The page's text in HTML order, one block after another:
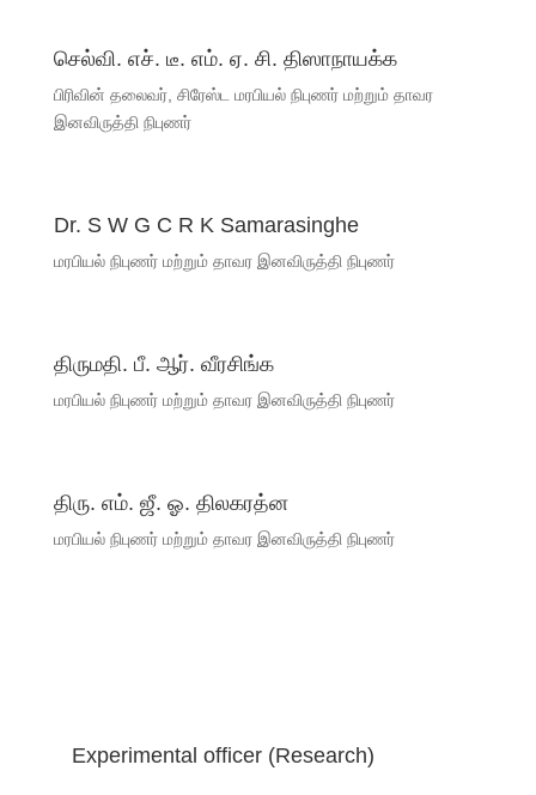
செல்வி. எச். டீ. எம். ஏ. சி. திஸாநாயக்க
பிரிவின் தலைவர், சிரேஸ்ட மரபியல் நிபுணர் மற்றும் தாவர
இனவிருத்தி நிபுணர்
Dr. S W G C R K Samarasinghe
மரபியல் நிபுணர் மற்றும் தாவர இனவிருத்தி நிபுணர்
திருமதி. பீ. ஆர். வீரசிங்க
மரபியல் நிபுணர் மற்றும் தாவர இனவிருத்தி நிபுணர்
திரு. எம். ஜீ. ஓ. திலகரத்ன
மரபியல் நிபுணர் மற்றும் தாவர இனவிருத்தி நிபுணர்
Experimental officer (Research)